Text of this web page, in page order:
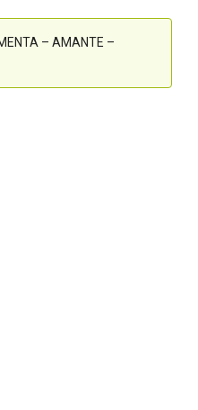
– AMANTE –